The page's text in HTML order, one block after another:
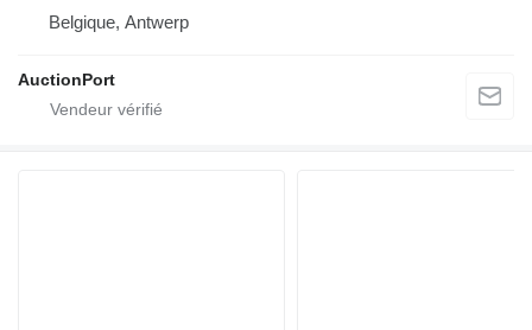
Belgique, Antwerp
AuctionPort